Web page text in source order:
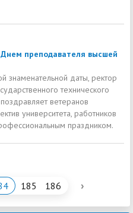
преподавателя высшей
знаменательной даты, ректор
технического
ветеранов
университета, работников
праздником.
185 186 ›